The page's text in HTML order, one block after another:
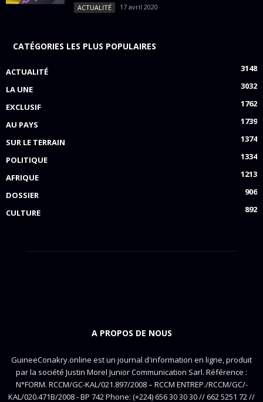
ACTUALITÉ 17 avril 2020
CATÉGORIES LES PLUS POPULAIRES
ACTUALITÉ
3148
LA UNE
3032
EXCLUSIF
1762
AU PAYS
1739
SUR LE TERRAIN
1374
POLITIQUE
1334
AFRIQUE
1213
DOSSIER
906
CULTURE
892
A PROPOS DE NOUS
GuineeConakry.online est un journal d'information en ligne, produit
par la société Justin Morel Junior Communication Sarl. Référence :
N°FORM. RCCM/GC-KAL/021.897/2008 – RCCM ENTREP./RCCM/GC/-
KAL/020.471B/2008 - BP 742 Phone: (+224) 656 30 30 30 // 662 5251 72 //